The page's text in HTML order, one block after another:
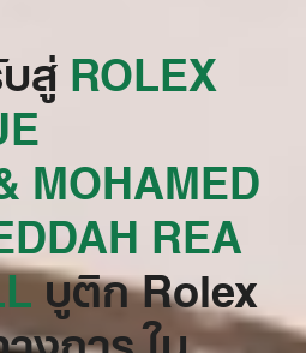
สู่‭ROLEX
MOHAMED
REA
บูติก Rolex
งการ ใน